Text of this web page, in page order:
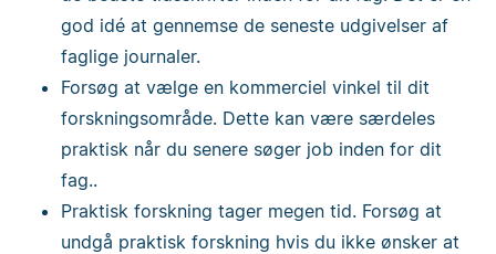
god idé at gennemse de seneste udgivelser af
faglige journaler.
Forsøg at vælge en kommerciel vinkel til dit
forskningsområde. Dette kan være særdeles
praktisk når du senere søger job inden for dit
fag..
Praktisk forskning tager megen tid. Forsøg at
undgå praktisk forskning hvis du ikke ønsker at